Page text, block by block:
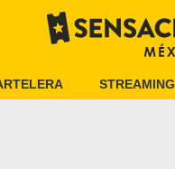
STREAMING